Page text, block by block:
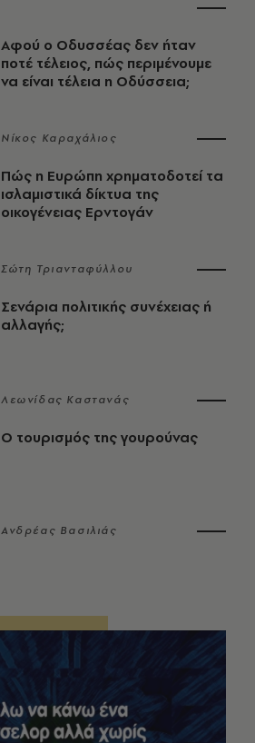
Αφού ο Οδυσσέας δεν ήταν
ποτέ τέλειος, πώς περιμένουμε
να είναι τέλεια η Οδύσσεια;
Νίκος Καραχάλιος
Πώς η Ευρώπη χρηματοδοτεί τα
ισλαμιστικά δίκτυα της
οικογένειας Ερντογάν
Σώτη Τριανταφύλλου
Σενάρια πολιτικής συνέχειας ή
αλλαγής;
Λεωνίδας Καστανάς
Ο τουρισμός της γουρούνας
Ανδρέας Βασιλιάς